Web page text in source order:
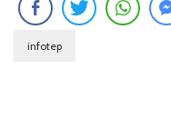
infotep